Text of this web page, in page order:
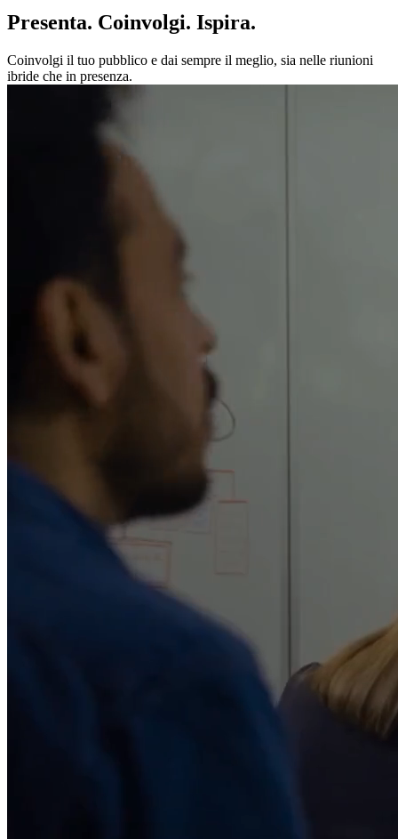
Presenta. Coinvolgi. Ispira.
Coinvolgi il tuo pubblico e dai sempre il meglio, sia nelle riunioni
ibride che in presenza.